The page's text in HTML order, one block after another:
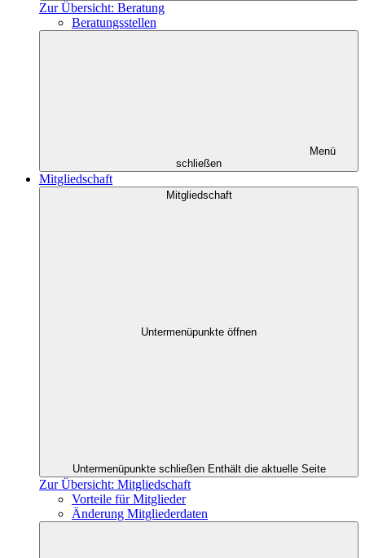
Zur Übersicht: Beratung
Beratungsstellen
Menü
schließen
Mitgliedschaft
Mitgliedschaft
Untermenüpunkte öffnen
Untermenüpunkte schließen Enthält die aktuelle Seite
Zur Übersicht: Mitgliedschaft
Vorteile für Mitglieder
Änderung Mitgliederdaten